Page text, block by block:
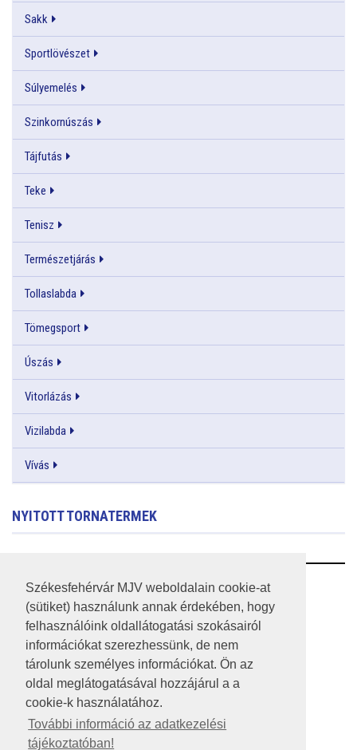
Székesfehérvár MJV weboldalain cookie-at
(sütiket) használunk annak érdekében, hogy
felhasználóink oldallátogatási szokásairól
információkat szerezhessünk, de nem
tárolunk személyes információkat. Ön az
oldal meglátogatásával hozzájárul a a
cookie-k használatához.
További információ az adatkezelési
tájékoztatóban!
Sakk
Sportlövészet
Súlyemelés
Szinkornúszás
Tájfutás
Teke
Tenisz
Természetjárás
Tollaslabda
Tömegsport
Úszás
Vitorlázás
Vizilabda
Vívás
NYITOTT TORNATERMEK
RSS
A HONLAP 2017.03.31-I ÁLLAPOTA
JOGI NYILATKOZAT
IMPRESSZUM
KÖZÉRDEKŰ ADATOK